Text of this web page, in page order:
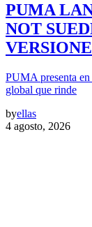
PUMA
NOT
PUMA presenta
global que rinde
byellas
4 agosto, 2026